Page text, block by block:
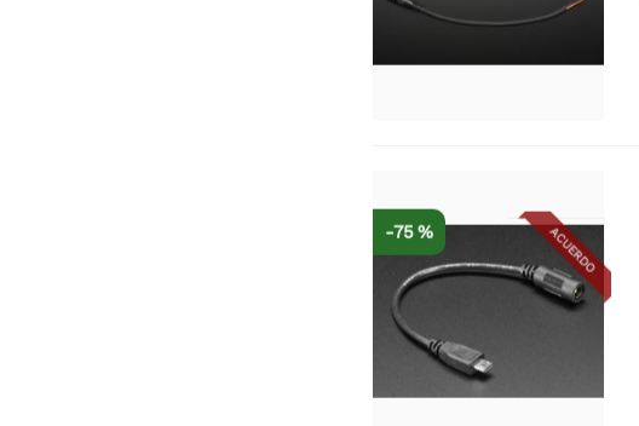
ACUERDO
-75 %